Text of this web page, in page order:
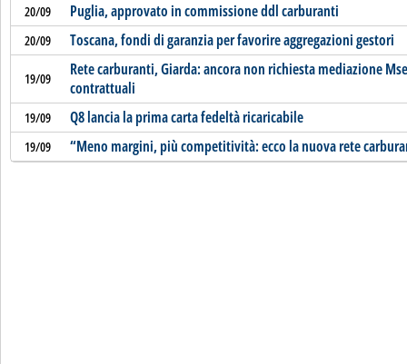
20/09 Puglia, approvato in commissione ddl carburanti
20/09 Toscana, fondi di garanzia per favorire aggregazioni gestori
19/09
Rete carburanti, Giarda: ancora non richiesta mediazione
contrattuali
19/09 Q8 lancia la prima carta fedeltà ricaricabile
19/09 “Meno margini, più competitività: ecco la nuova rete